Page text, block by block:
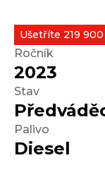
Ušetříte 219
Ročník
2023
Stav
Palivo
Diesel